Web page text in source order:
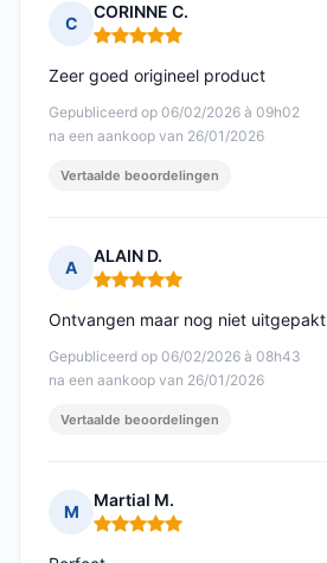
C
CORINNE C.
Opmerking: 5 van 5
Gepubliceerd op 06/02/2026 à 09h02
na een aankoop van 26/01/2026
Zeer goed origineel product
Vertaalde beoordelingen
A
ALAIN D.
Opmerking: 5 van 5
Gepubliceerd op 06/02/2026 à 08h43
na een aankoop van 26/01/2026
Ontvangen maar nog niet uitgepakt
Vertaalde beoordelingen
M
Martial M.
Opmerking: 5 van 5